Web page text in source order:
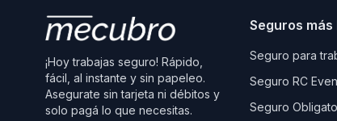
¡Hoy trabajas seguro! Rápido,
fácil, al instante y sin papeleo.
Asegurate sin tarjeta ni débitos y
solo pagá lo que necesitas.
Seguros
Seguro para
Seguro RC
Seguro